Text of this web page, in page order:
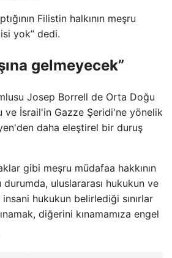
Filistin halkının meşru
yok” dedi.
gelmeyecek”
Josep Borrell de Orta Doğu
ve İsrail'in Gazze Şeridi'ne yönelik
daha eleştirel bir duruş
gibi meşru müdafaa hakkının
durumda, uluslararası hukukun ve
hukukun belirlediği sınırlar
diğerini kınamamıza engel